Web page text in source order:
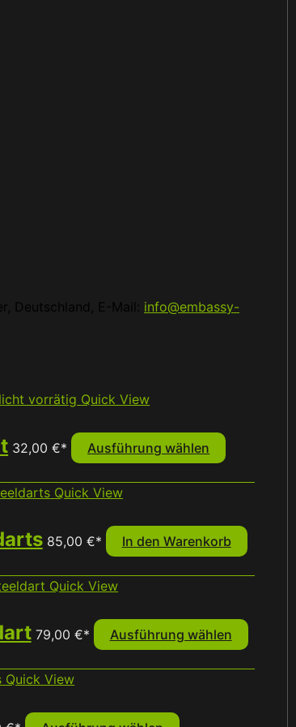
Deutschland, E-Mail: info@embassy-
vorrätig Quick View
32,00€* Ausführung wählen
Produkt
weist
mehrere
Die
Optionen
können
der
Produktseite
Quick View
85,00 €* In den Warenkorb
Quick View
79,00 €* Ausführung wählen
Produkt
weist
mehrere
Quick View
Produkt